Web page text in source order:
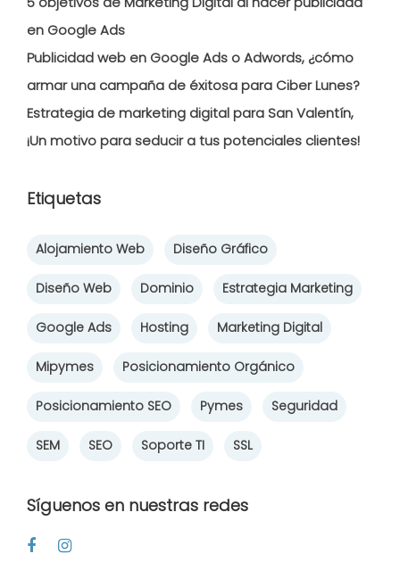
en Google Ads
Publicidad web en Google Ads o Adwords, ¿cómo
armar una campaña de éxitosa para Ciber Lunes?
Estrategia de marketing digital para San Valentín,
¡Un motivo para seducir a tus potenciales clientes!
Etiquetas
Alojamiento Web Diseño Gráfico
Diseño Web Dominio Estrategia Marketing
Google Ads Hosting Marketing Digital
Mipymes Posicionamiento Orgánico
Posicionamiento SEO Pymes Seguridad
SEM SEO Soporte TI SSL
Síguenos en nuestras redes